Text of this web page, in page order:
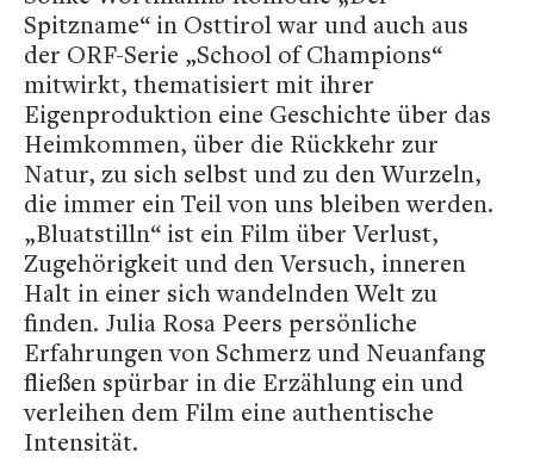
Spitzname“ in Osttirol war und auch aus
der ORF-Serie „School of Champions“
mitwirkt, thematisiert mit ihrer
Eigenproduktion eine Geschichte über das
Heimkommen, über die Rückkehr zur
Natur, zu sich selbst und zu den Wurzeln,
die immer ein Teil von uns bleiben werden.
„Bluatstilln“ ist ein Film über Verlust,
Zugehörigkeit und den Versuch, inneren
Halt in einer sich wandelnden Welt zu
finden. Julia Rosa Peers persönliche
Erfahrungen von Schmerz und Neuanfang
fließen spürbar in die Erzählung ein und
verleihen dem Film eine authentische
Intensität.